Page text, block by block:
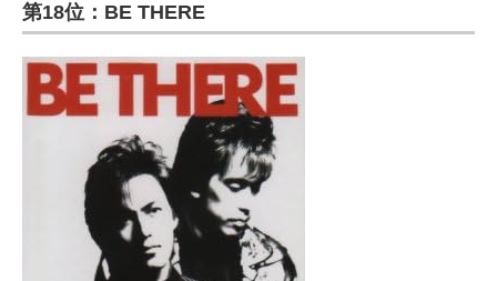
第18位：BE THERE